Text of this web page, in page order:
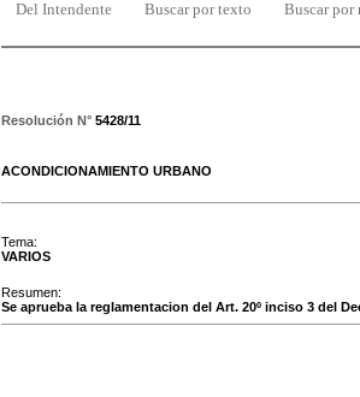
Del Intendente Buscar por texto Buscar por
Resolución N° 5428/11
ACONDICIONAMIENTO URBANO
Tema:
VARIOS
Resumen:
Se aprueba la reglamentacion del Art. 20º inciso 3 del